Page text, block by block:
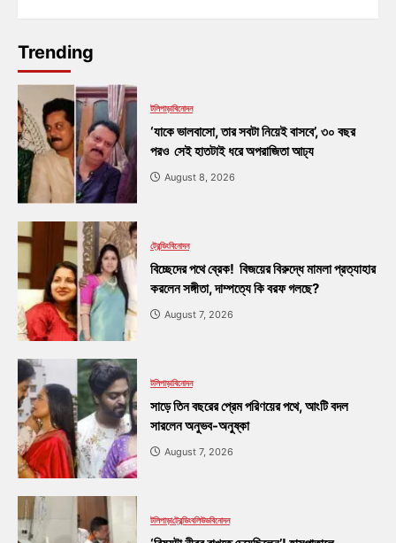
Trending
টলিপাড়াবিনোদন
‘যাকে ভালবাসো, তার সবটা নিয়েই বাসবে’, ৩০ বছর
পরও সেই হাতটাই ধরে অপরাজিতা আঢ্য
August 8, 2026
ট্রেন্ডিংবিনোদন
বিচ্ছেদের পথে ব্রেক! বিজয়ের বিরুদ্ধে মামলা প্রত্যাহার
করলেন সঙ্গীতা, দাম্পত্যে কি বরফ গলছে?
August 7, 2026
টলিপাড়াবিনোদন
সাড়ে তিন বছরের প্রেম পরিণয়ের পথে, আংটি বদল
সারলেন অনুভব-অনুষ্কা
August 7, 2026
টলিপাড়াট্রেন্ডিংবলিউডবিনোদন